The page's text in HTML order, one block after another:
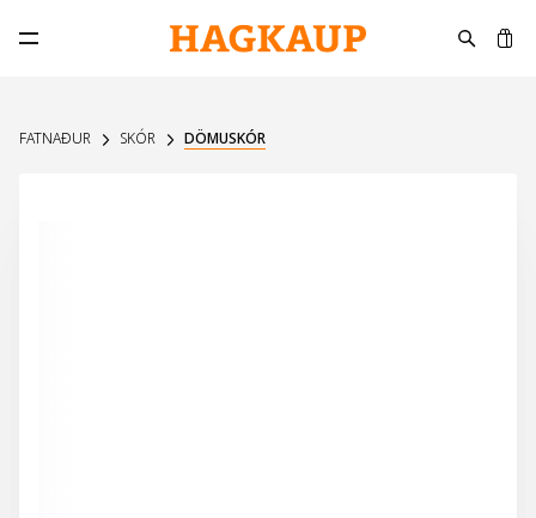
Opna aðalvalmynd
FATNAÐUR SKÓR DÖMUSKÓR